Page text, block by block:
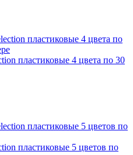
пластиковые 4 цвета по 30
пластиковые 5 цветов по